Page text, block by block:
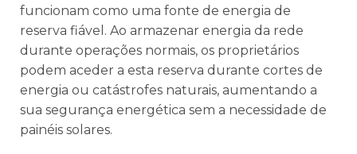
funcionam como uma fonte de energia de
reserva fiável. Ao armazenar energia da rede
durante operações normais, os proprietários
podem aceder a esta reserva durante cortes de
energia ou catástrofes naturais, aumentando a
sua segurança energética sem a necessidade de
painéis solares.